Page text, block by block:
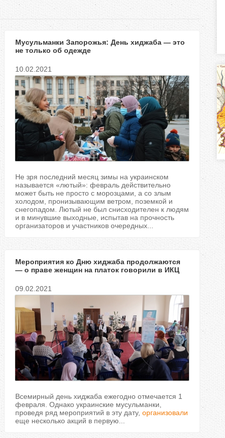
Мусульманки Запорожья: День хиджаба — это
не только об одежде
10.02.2021
Не зря последний месяц зимы на украинском
называется «лютый»: февраль действительно
может быть не просто с морозцами, а со злым
холодом, пронизывающим ветром, поземкой и
снегопадом. Лютый не был снисходителен к людям
и в минувшие выходные, испытав на прочность
организаторов и участников очередных...
Мероприятия ко Дню хиджаба продолжаются
— о праве женщин на платок говорили в ИКЦ
09.02.2021
Всемирный день хиджаба ежегодно отмечается 1
февраля. Однако украинские мусульманки,
проведя ряд мероприятий в эту дату, организовали
еще несколько акций в первую...
з
о
н
т
а
ь
е
а
к
к
к
)